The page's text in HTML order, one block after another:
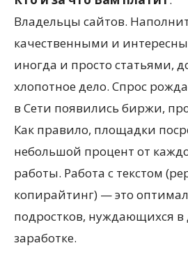
Владельцы сайтов.
качественными и
иногда и просто статьями,
хлопотное дело. Спрос
в Сети появились биржи,
Как правило, площадки
небольшой процент от
работы. Работа с текстом
копирайтинг) — это
подростков, нуждающихся
заработке.